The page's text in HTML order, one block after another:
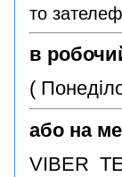
то
в
(
або на
VIBER